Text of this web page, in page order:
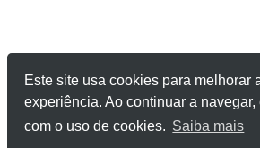
Este site usa cookies para melhorar
experiência. Ao continuar a navegar,
com o uso de cookies. Saiba mais